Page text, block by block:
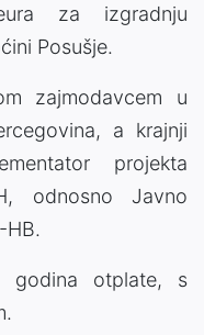
za izgradnju
Posušje.
zajmodavcem u
a krajnji
projekta
odnosno Javno
HB.
godina otplate, s